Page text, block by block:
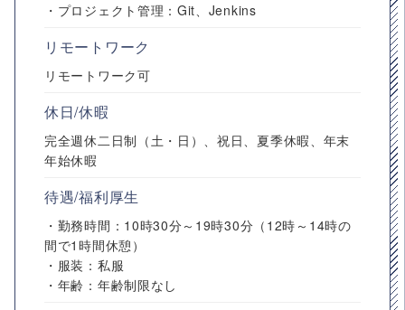
・プロジェクト管理：Git、Jenkins
リモートワーク
リモートワーク可
休日/休暇
完全週休二日制（土・日）、祝日、夏季休暇、年末
年始休暇
待遇/福利厚生
・勤務時間：10時30分～19時30分（12時～14時の
間で1時間休憩）
・服装：私服
・年齢：年齢制限なし